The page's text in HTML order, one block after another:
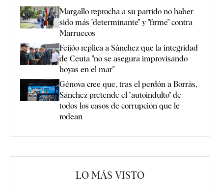
Margallo reprocha a su partido no haber
sido más "determinante" y "firme" contra
Marruecos
Feijóo replica a Sánchez que la integridad
de Ceuta "no se asegura improvisando
boyas en el mar"
Génova cree que, tras el perdón a Borràs,
Sánchez pretende el "autoindulto" de
todos los casos de corrupción que le
rodean
LO MÁS VISTO